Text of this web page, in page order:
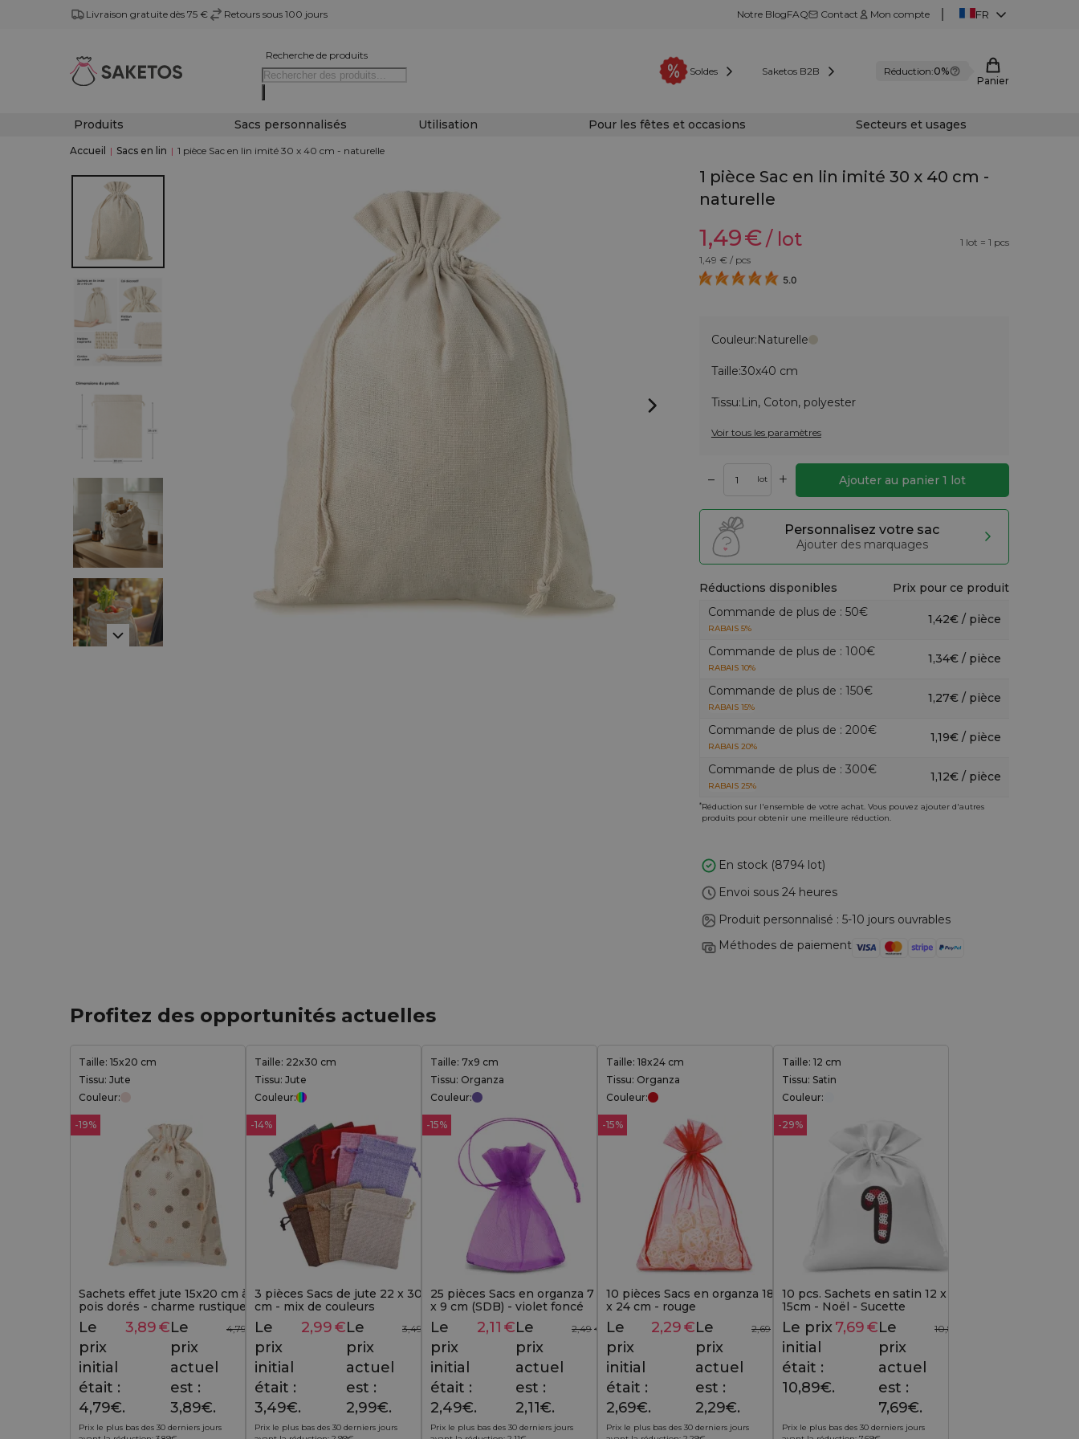
Livraison gratuite dès 75 € Retours sous 100 jours Notre BlogFAQ Contact Mon compte FR
Recherche de produits
Soldes
Saketos B2B Réduction:0%
Panier
Produits Sacs personnalisés Utilisation Pour les fêtes et occasions Secteurs et usages
Accueil | Sacs en lin | 1 pièce Sac en lin imité 30 x 40 cm - naturelle
1 pièce Sac en lin imité 30 x 40 cm -
naturelle
1,49€/ lot
1 lot = 1 pcs
1,49 € / pcs
5.0
Couleur:Naturelle
Taille:30x40 cm
Tissu:Lin, Coton, polyester
Voir tous les paramètres
– lot + Ajouter au panier 1 lot
Personnalisez votre sac
Ajouter des marquages
Réductions disponibles
Prix pour ce produit
Commande de plus de : 50€
RABAIS 5%
1,42€ / pièce
Commande de plus de : 100€
RABAIS 10%
1,34€ / pièce
Commande de plus de : 150€
RABAIS 15%
1,27€ / pièce
Commande de plus de : 200€
RABAIS 20%
1,19€ / pièce
Commande de plus de : 300€
RABAIS 25%
1,12€ / pièce
*Réduction sur l'ensemble de votre achat. Vous pouvez ajouter d'autres
produits pour obtenir une meilleure réduction.
En stock (8794 lot)
Envoi sous 24 heures
Produit personnalisé : 5-10 jours ouvrables
Méthodes de paiement
Profitez des opportunités actuelles
Taille: 15x20 cm
Tissu: Jute
Couleur:
-19%
Sachets effet jute 15x20 cm à
pois dorés - charme rustique
pour emballages cadeaux
4,79
Le
prix
initial
était :
4,79€.
3,89€Le
prix
actuel
est :
3,89€.
Prix le plus bas des 30 derniers jours
Taille: 22x30 cm
Tissu: Jute
Couleur:
-14%
3 pièces Sacs de jute 22 x 30
cm - mix de couleurs
3,49
Le
prix
initial
était :
3,49€.
2,99€Le
prix
actuel
est :
2,99€.
Prix le plus bas des 30 derniers jours
Taille: 7x9 cm
Tissu: Organza
Couleur:
-15%
25 pièces Sacs en organza 7
x 9 cm (SDB) - violet foncé
2,49 €
Le
prix
initial
était :
2,49€.
2,11 €Le
prix
actuel
est :
2,11€.
Prix le plus bas des 30 derniers jours
Taille: 18x24 cm
Tissu: Organza
Couleur:
-15%
10 pièces Sacs en organza 18
x 24 cm - rouge
2,69
Le
prix
initial
était :
2,69€.
2,29€Le
prix
actuel
est :
2,29€.
Prix le plus bas des 30 derniers jours
Taille: 12 cm
Tissu: Satin
Couleur:
-29%
10 pcs. Sachets en satin 12 x
15cm - Noël - Sucette
10,89
Le prix
initial
était :
10,89€.
7,69€Le
prix
actuel
est :
7,69€.
Prix le plus bas des 30 derniers jours